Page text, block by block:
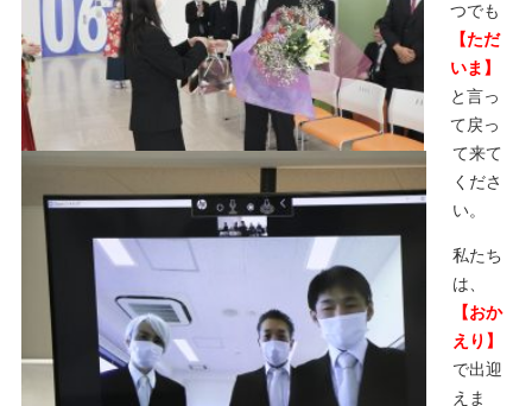
つでも
【ただ
いま】
と言っ
て戻っ
て来て
くださ
い。
私たち
は、
【おか
えり】
で出迎
えま